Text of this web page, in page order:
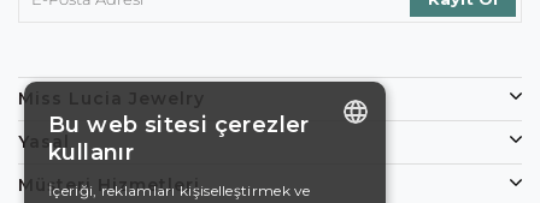
Miss Lucia Jewelry
Yasal
Müşteri Hizmetleri
Bu web sitesi çerezler
kullanır
İçeriği, reklamları kişiselleştirmek ve